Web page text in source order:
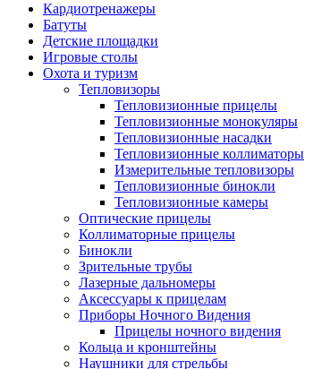
Кардиотренажеры
Батуты
Детские площадки
Игровые столы
Охота и туризм
Тепловизоры
Тепловизионные прицелы
Тепловизионные монокуляры
Тепловизионные насадки
Тепловизионные коллиматоры
Измерительные тепловизоры
Тепловизионные бинокли
Тепловизионные камеры
Оптические прицелы
Коллиматорные прицелы
Бинокли
Зрительные трубы
Лазерные дальномеры
Аксессуары к прицелам
Приборы Ночного Видения
Прицелы ночного видения
Кольца и кронштейны
Наушники для стрельбы